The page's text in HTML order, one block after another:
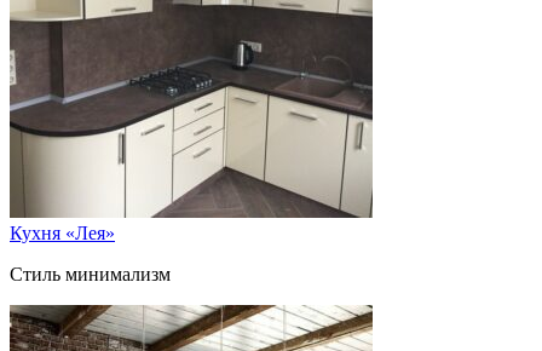
Кухня «Лея»
Стиль минимализм